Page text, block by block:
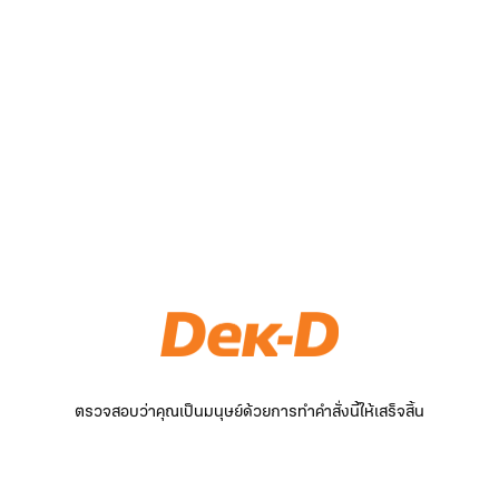
ตรวจสอบว่าคุณเป็นมนุษย์ด้วยการทำคำสั่งนี้ให้เสร็จสิ้น